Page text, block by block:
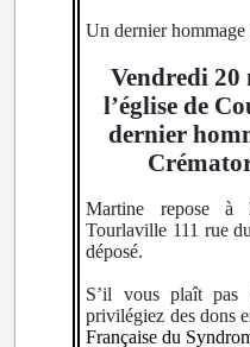
Un dernier
Vendredi 20
l’église de
dernier
Martine repose à
Tourlaville 111 rue
déposé.
S’il vous plaît pas
privilégiez des dons
Française du